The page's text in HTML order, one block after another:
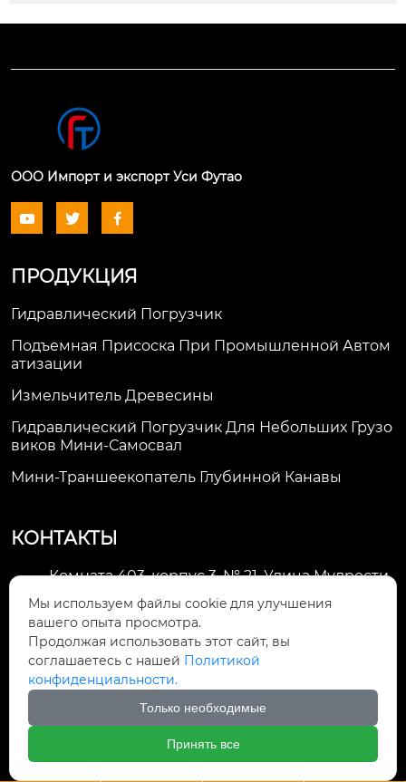
ООО Импорт и экспорт Уси Футао
  
ПРОДУКЦИЯ
Гидравлический Погрузчик
Подъемная Присоска При Промышленной Автом
Атизации
Измельчитель Древесины
Гидравлический Погрузчик Для Небольших Грузо
Виков Мини-Самосвал
Мини-Траншеекопатель Глубинной Канавы
КОНТАКТЫ
Комната 403, корпус 3, № 21, Улица Мудрости,
Зона экономического развития Хуэйшань,
город Уси
li@futaogroup.com

Мы используем файлы cookie для улучшения
вашего опыта просмотра.
Продолжая использовать этот сайт, вы
соглашаетесь с нашей Политикой
конфиденциальности.
Только необходимые
Принять все